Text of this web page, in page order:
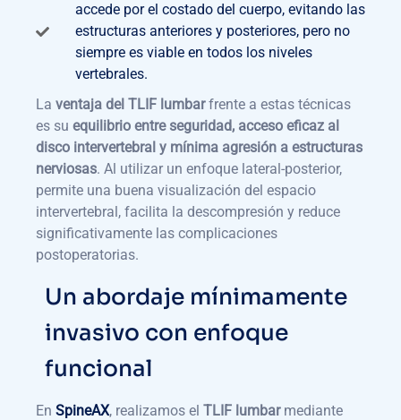
accede por el costado del cuerpo, evitando las
estructuras anteriores y posteriores, pero no
siempre es viable en todos los niveles
vertebrales.
La ventaja del TLIF lumbarfrente a estas técnicas
es su equilibrio entre seguridad, acceso eficaz al
disco intervertebral y mínima agresión a estructuras
nerviosas. Al utilizar un enfoque lateral-posterior,
permite una buena visualización del espacio
intervertebral, facilita la descompresión y reduce
significativamente las complicaciones
postoperatorias.
Un abordaje mínimamente
invasivo con enfoque
funcional
En SpineAX, realizamos el TLIF lumbarmediante